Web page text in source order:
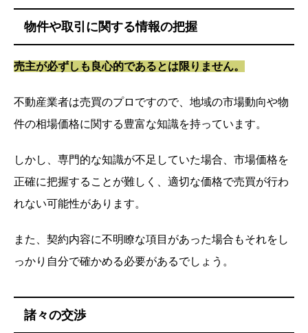
物件や取引に関する情報の把握
売主が必ずしも良心的であるとは限りません。
不動産業者は売買のプロですので、地域の市場動向や物
件の相場価格に関する豊富な知識を持っています。
しかし、専門的な知識が不足していた場合、市場価格を
正確に把握することが難しく、適切な価格で売買が行わ
れない可能性があります。
また、契約内容に不明瞭な項目があった場合もそれをし
っかり自分で確かめる必要があるでしょう。
諸々の交渉